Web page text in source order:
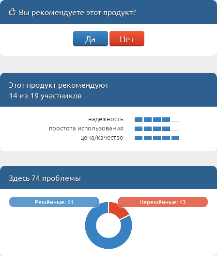
Вы рекомендуете этот продукт?
Да Нет
Этот продукт рекомендуют
14 из 19 участников
надежность
простота использования
цена/качество
Здесь 74 проблемы
Решённые: 61 Нерешённые: 13